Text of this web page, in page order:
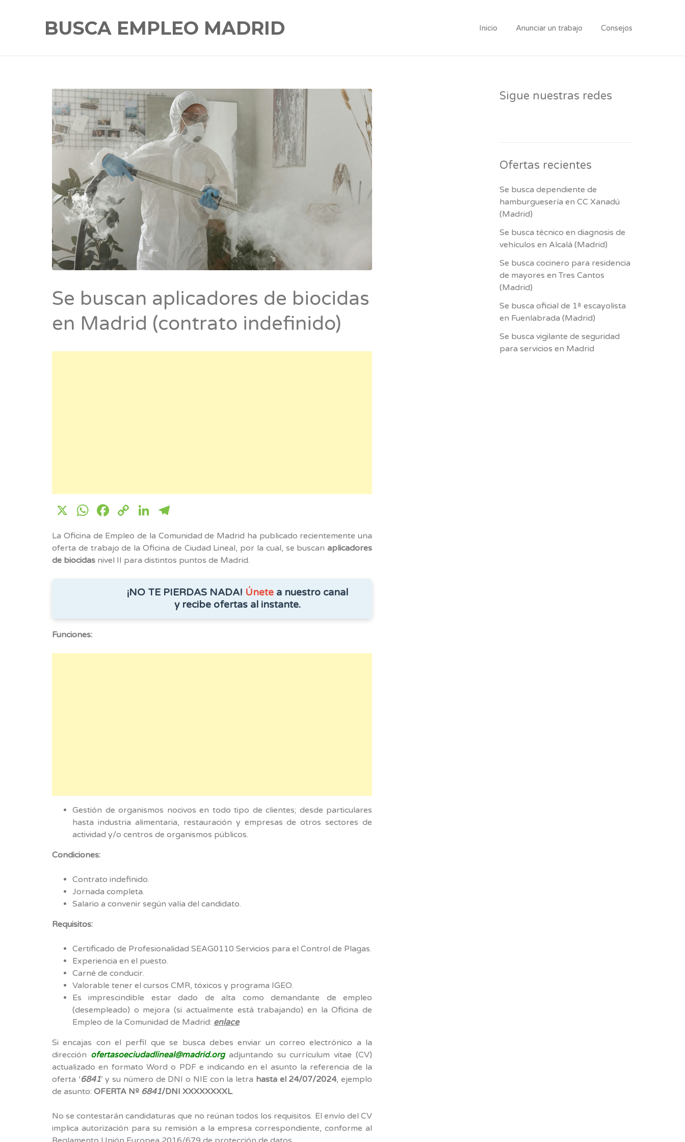
BUSCA EMPLEO MADRID Inicio Anunciar un trabajo Consejos
Se buscan aplicadores de biocidas
en Madrid (contrato indefinido)
X WhatsApp
Facebook
CopyLinkedIn
La Oficina de Empleo de la Comunidad de Madrid ha publicado recientemente una
oferta de trabajo de la Oficina de Ciudad Lineal, por la cual, se buscanaplicadores
de biocidas nivel II para distintos puntos de Madrid.
¡NO TE PIERDAS NADA! Únete a nuestro canal
y recibe ofertas al instante.
Funciones:
Gestión de organismos nocivos en todo tipo de clientes; desde particulares
hasta industria alimentaria, restauración y empresas de otros sectores de
actividad y/o centros de organismos públicos.
Condiciones:
Contrato indefinido.
Jornada completa.
Salario a convenir según valía del candidato.
Requisitos:
Certificado de Profesionalidad SEAG0110 Servicios para el Control de Plagas.
Experiencia en el puesto.
Carné de conducir.
Valorable tener el cursos CMR, tóxicos y programa IGEO.
Es imprescindible estar dado de alta como demandante de empleo
(desempleado) o mejora (si actualmente está trabajando) en la Oficina de
Empleo de la Comunidad de Madrid: enlace.
Si encajas con el perfil que se busca debes enviar un correo electrónico a la
dirección ofertasoeciudadlineal@madrid.orgadjuntando su currículum vitae (CV)
actualizado en formato Word o PDF e indicando en el asunto la referencia de la
oferta ‘6841’ y su número de DNI o NIE con la letra hasta el 24/07/2024, ejemplo
de asunto: OFERTA Nº 6841/DNI XXXXXXXXL.
No se contestarán candidaturas que no reúnan todos los requisitos. El envío del CV
implica autorización para su remisión a la empresa correspondiente, conforme al
Sigue nuestras redes
Ofertas recientes
Se busca dependiente de
hamburguesería en CC Xanadú
(Madrid)
Se busca técnico en diagnosis de
vehículos en Alcalá (Madrid)
Se busca cocinero para residencia
de mayores en Tres Cantos
(Madrid)
Se busca oficial de 1ª escayolista
en Fuenlabrada (Madrid)
Se busca vigilante de seguridad
para servicios en Madrid